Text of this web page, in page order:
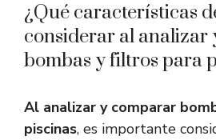
¿Qué características
considerar al analizar
bombas y filtros para
Al analizar y comparar
piscinas, es importante